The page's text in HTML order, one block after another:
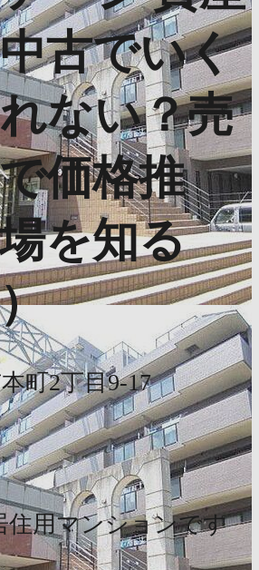
古でいく
ない？売
価格推
を知る
町2丁目9-17
住用マンションです